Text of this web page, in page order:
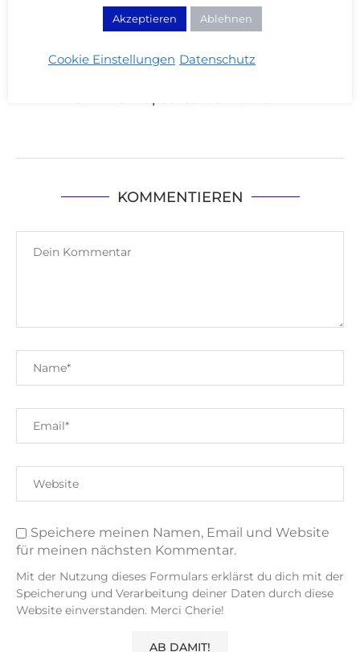
KOMMENTIEREN
Speichere meinen Namen, Email und Website
für meinen nächsten Kommentar.
Mit der Nutzung dieses Formulars erklärst du dich mit der
Speicherung und Verarbeitung deiner Daten durch diese
Website einverstanden. Merci Cherie!
Akzeptieren Ablehnen
Cookie Einstellungen Datenschutz